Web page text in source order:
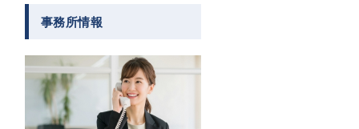
事務所情報